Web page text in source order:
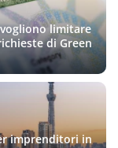
vogliono limitare
di Green
imprenditori in